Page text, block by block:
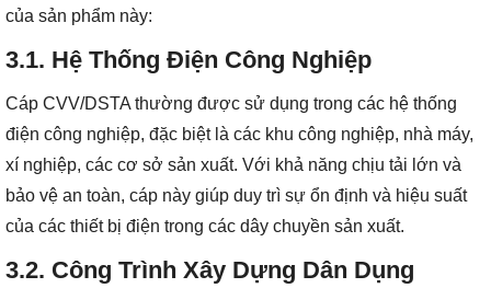
của sản phẩm này:
3.1. Hệ Thống Điện Công Nghiệp
Cáp CVV/DSTA thường được sử dụng trong các hệ thống
điện công nghiệp, đặc biệt là các khu công nghiệp, nhà máy,
xí nghiệp, các cơ sở sản xuất. Với khả năng chịu tải lớn và
bảo vệ an toàn, cáp này giúp duy trì sự ổn định và hiệu suất
của các thiết bị điện trong các dây chuyền sản xuất.
3.2. Công Trình Xây Dựng Dân Dụng